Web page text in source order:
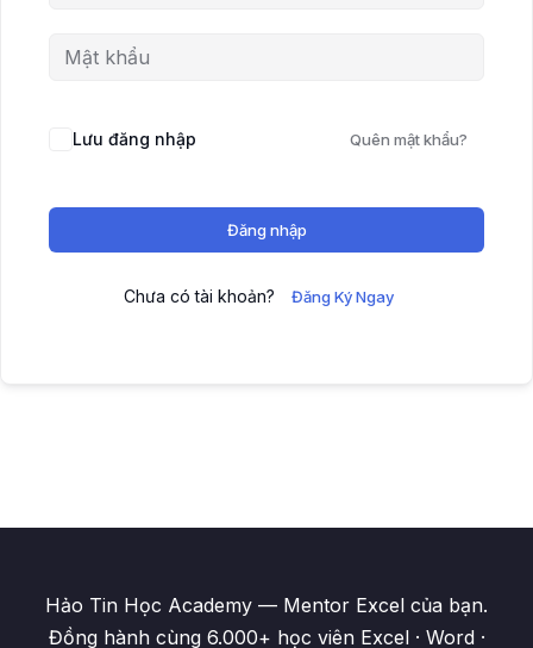
Lưu đăng nhập Quên mật khẩu?
Đăng nhập
Chưa có tài khoản? Đăng Ký Ngay
Hảo Tin Học Academy — Mentor Excel của bạn.
Đồng hành cùng 6.000+ học viên Excel · Word ·